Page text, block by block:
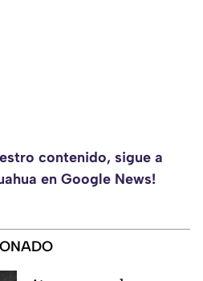
contenido, sigue a
en Google News!